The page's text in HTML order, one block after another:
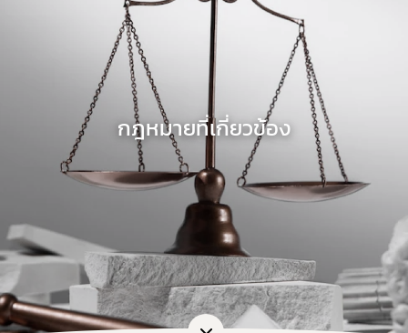
กฎหมายที่เกี่ยวข้อง